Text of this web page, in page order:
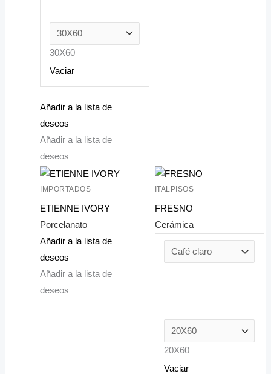
30X60
Vaciar
Añadir a la lista de
deseos
Añadir a la lista de
deseos
IMPORTADOS
ETIENNE IVORY
Porcelanato
Añadir a la lista de
deseos
Añadir a la lista de
deseos
ITALPISOS
FRESNO
Cerámica
20X60
Vaciar